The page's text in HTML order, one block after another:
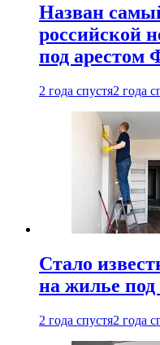
Назван
российской
под арестом
2 года спустя2 года
Стало
на жилье под
2 года спустя2 года